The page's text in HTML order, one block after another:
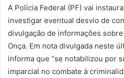
A Polícia Federal (PF) vai
investigar eventual desvio de
divulgação de informações
Onça. Em nota divulgada neste
informa que “se notabilizou por
imparcial no combate à